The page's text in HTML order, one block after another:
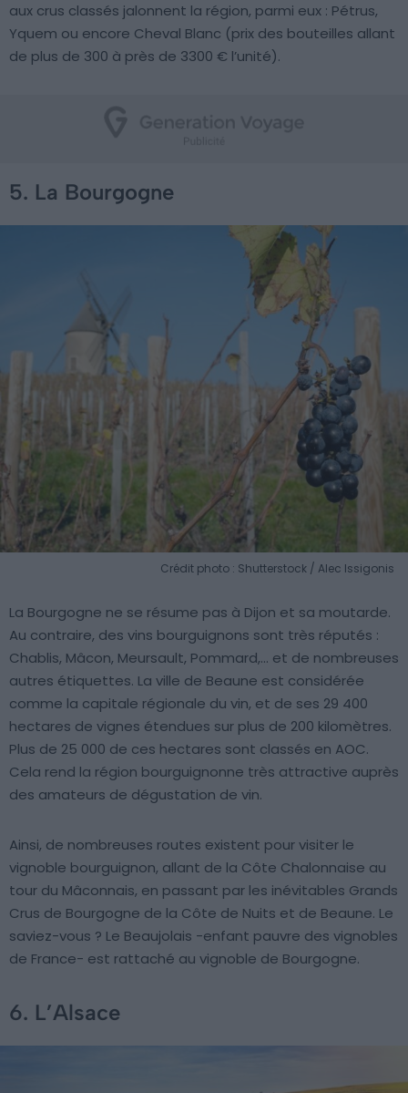
aux crus classés jalonnent la région, parmi eux : Pétrus,
Yquem ou encore Cheval Blanc (prix des bouteilles allant
de plus de 300 à près de 3300 € l’unité).
5. La Bourgogne
Crédit photo : Shutterstock / Alec Issigonis
La Bourgogne ne se résume pas à Dijon et sa moutarde.
Au contraire, des vins bourguignons sont très réputés :
Chablis, Mâcon, Meursault, Pommard,… et de nombreuses
autres étiquettes. La ville de Beaune est considérée
comme la capitale régionale du vin, et de ses 29 400
hectares de vignes étendues sur plus de 200 kilomètres.
Plus de 25 000 de ces hectares sont classés en AOC.
Cela rend la région bourguignonne très attractive auprès
des amateurs de dégustation de vin.
Ainsi, de nombreuses routes existent pour visiter le
vignoble bourguignon, allant de la Côte Chalonnaise au
tour du Mâconnais, en passant par les inévitables Grands
Crus de Bourgogne de la Côte de Nuits et de Beaune. Le
saviez-vous ? Le Beaujolais -enfant pauvre des vignobles
de France- est rattaché au vignoble de Bourgogne.
6. L’Alsace